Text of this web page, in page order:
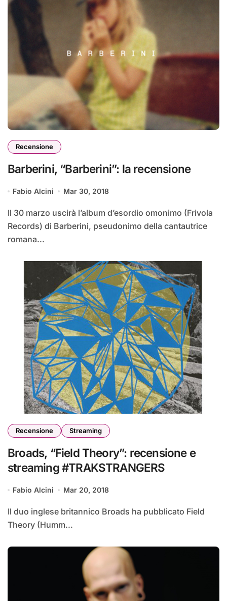
Recensione
Barberini, “Barberini”: la recensione
Fabio Alcini Mar 30, 2018
Il 30 marzo uscirà l’album d’esordio omonimo (Frivola
Records) di Barberini, pseudonimo della cantautrice
romana...
Recensione Streaming
Broads, “Field Theory”: recensione e
streaming #TRAKSTRANGERS
Fabio Alcini Mar 20, 2018
Il duo inglese britannico Broads ha pubblicato Field
Theory (Humm...